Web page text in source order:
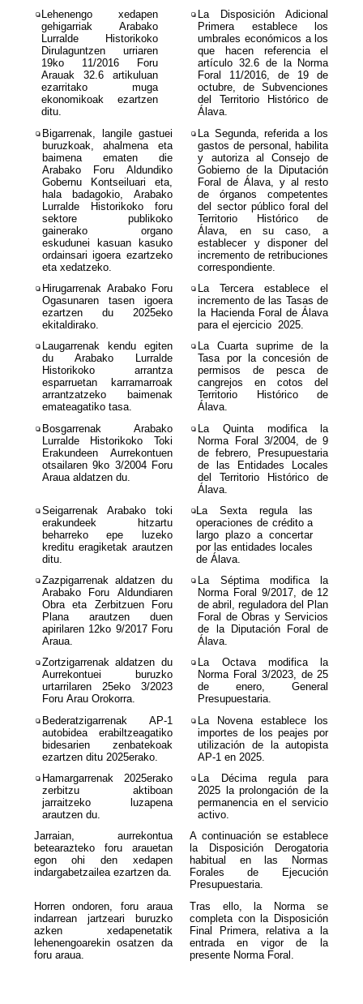
❏ Lehenengo xedapen
gehigarriak Arabako
Lurralde Historikoko
Dirulaguntzen urriaren
19ko 11/2016 Foru
Arauak 32.6 artikuluan
ezarritako muga
ekonomikoak ezartzen
ditu.
❏ La Disposición Adicional
Primera establece los
umbrales económicos a los
que hacen referencia el
artículo 32.6 de la Norma
Foral 11/2016, de 19 de
octubre, de Subvenciones
del Territorio Histórico de
Álava.
❏ Bigarrenak, langile gastuei
buruzkoak, ahalmena eta
baimena ematen die
Arabako Foru Aldundiko
Gobernu Kontseiluari eta,
hala badagokio, Arabako
Lurralde Historikoko foru
sektore publikoko
gainerako organo
eskudunei kasuan kasuko
ordainsari igoera ezartzeko
eta xedatzeko.
❏ La Segunda, referida a los
gastos de personal, habilita
y autoriza al Consejo de
Gobierno de la Diputación
Foral de Álava, y al resto
de órganos competentes
del sector público foral del
Territorio Histórico de
Álava, en su caso, a
establecer y disponer del
incremento de retribuciones
correspondiente.
❏ Hirugarrenak Arabako Foru
Ogasunaren tasen igoera
ezartzen du 2025eko
ekitaldirako.
❏
La Tercera establece el
incremento de las Tasas de
la Hacienda Foral de Álava
para el ejercicio 2025.
❏ Laugarrenak kendu egiten
du Arabako Lurralde
Historikoko arrantza
esparruetan karramarroak
arrantzatzeko baimenak
emateagatiko tasa.
❏ La Cuarta suprime de la
Tasa por la concesión de
permisos de pesca de
cangrejos en cotos del
Territorio Histórico de
Álava.
❏ Bosgarrenak Arabako
Lurralde Historikoko Toki
Erakundeen Aurrekontuen
otsailaren 9ko 3/2004 Foru
Araua aldatzen du.
❏ La Quinta modifica la
Norma Foral 3/2004, de 9
de febrero, Presupuestaria
de las Entidades Locales
del Territorio Histórico de
Álava.
❏Seigarrenak Arabako toki
erakundeek hitzartu
beharreko epe luzeko
kreditu eragiketak arautzen
ditu.
❏ La Sexta regula las
operaciones de crédito a
largo plazo a concertar
por las entidades locales
de Álava.
❏Zazpigarrenak aldatzen du
Arabako Foru Aldundiaren
Obra eta Zerbitzuen Foru
Plana arautzen duen
apirilaren 12ko 9/2017 Foru
Araua.
❏ La Séptima modifica la
Norma Foral 9/2017, de 12
de abril, reguladora del Plan
Foral de Obras y Servicios
de la Diputación Foral de
Álava.
❏Zortzigarrenak aldatzen du
Aurrekontuei buruzko
urtarrilaren 25eko 3/2023
Foru Arau Orokorra.
❏ La Octava modifica la
Norma Foral 3/2023, de 25
de enero, General
Presupuestaria.
❏ Bederatzigarrenak AP-1
autobidea erabiltzeagatiko
bidesarien zenbatekoak
ezartzen ditu 2025erako.
❏
La Novena establece los
importes de los peajes por
utilización de la autopista
AP-1 en 2025.
❏ Hamargarrenak 2025erako
zerbitzu aktiboan
jarraitzeko luzapena
arautzen du.
❏ La Décima regula para
2025 la prolongación de la
permanencia en el servicio
activo.
Jarraian, aurrekontua
betearazteko foru arauetan
egon ohi den xedapen
indargabetzailea ezartzen da.
A continuación se establece
la Disposición Derogatoria
habitual en las Normas
Forales de Ejecución
Presupuestaria.
Horren ondoren, foru araua
indarrean jartzeari buruzko
azken xedapenetatik
lehenengoarekin osatzen da
foru araua.
Tras ello, la Norma se
completa con la Disposición
Final Primera, relativa a la
entrada en vigor de la
presente Norma Foral.